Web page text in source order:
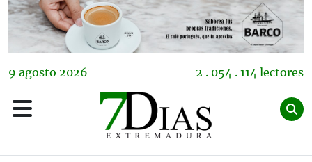
9 agosto 2026 2 . 054 . 114 lectores